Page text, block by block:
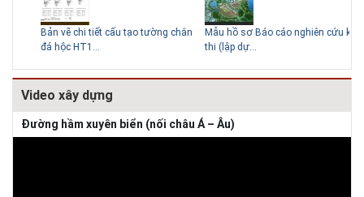
Biệt thự phố có bể bơi làm
trung tâm
Bản vẽ chi tiết cấu tạo tường chắn
đá hộc HT1...
Mẫu hồ sơ Báo cáo nghiên cứu khả
thi (lập dự...
Video xây dựng
Đường hầm xuyên biển (nối châu Á – Âu)